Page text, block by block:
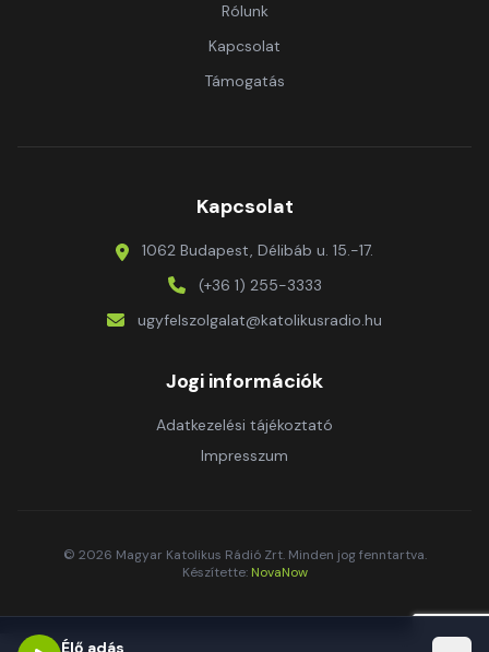
Rólunk
Kapcsolat
Támogatás
Kapcsolat
1062 Budapest, Délibáb u. 15.-17.
(+36 1) 255-3333
ugyfelszolgalat@katolikusradio.hu
Jogi információk
Adatkezelési tájékoztató
Impresszum
© 2026 Magyar Katolikus Rádió Zrt. Minden jog fenntartva.
Készítette: NovaNow
Élő adás